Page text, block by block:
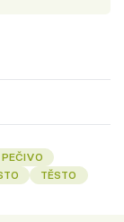
PEČIVO
TĚSTO